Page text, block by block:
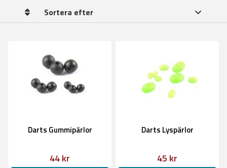
Sortera efter
Darts Gummipärlor
44 kr
Darts Lyspärlor
45 kr